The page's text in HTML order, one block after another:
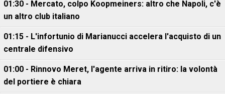
01:30 - Mercato, colpo Koopmeiners: altro che Napoli, c'è
un altro club italiano
01:15 - L'infortunio di Marianucci accelera l'acquisto di un
centrale difensivo
01:00 - Rinnovo Meret, l'agente arriva in ritiro: la volontà
del portiere è chiara